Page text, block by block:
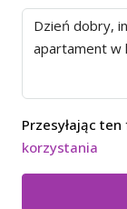
Przesyłając
korzystania